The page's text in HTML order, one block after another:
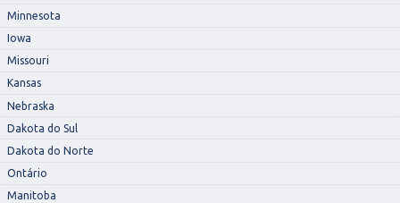
Minnesota
Iowa
Missouri
Kansas
Nebraska
Dakota do Sul
Dakota do Norte
Ontário
Manitoba